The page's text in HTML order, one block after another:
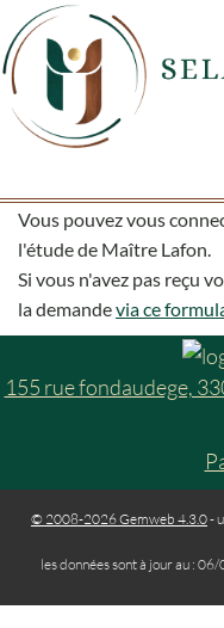
Vous pouvez vous
l'étude de Maître Lafon.
Si vous n'avez pas reçu
la demandevia ce
155 rue fondaudege,
© 2008-2026 Gemweb 4.3.0-
les données sont à jour au :